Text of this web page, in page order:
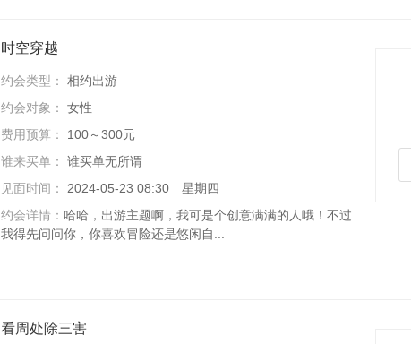
时空穿越
约会类型：
相约出游
约会对象：
女性
费用预算：
100～300元
谁来买单：
谁买单无所谓
见面时间：
2024-05-23 08:30 星期四
约会详情： 哈哈，出游主题啊，我可是个创意满满的人哦！不过
我得先问问你，你喜欢冒险还是悠闲自...
看周处除三害